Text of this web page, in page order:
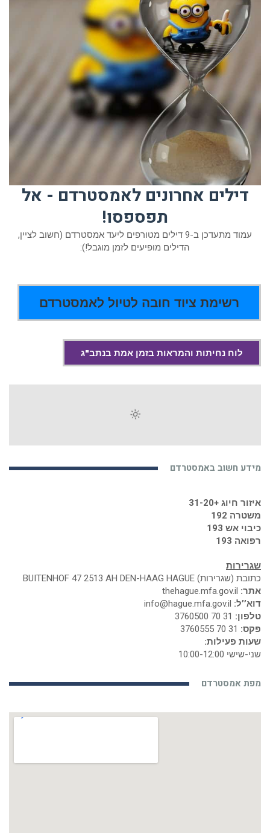
דילים אחרונים לאמסטרדם - אל
תפספסו!
עמוד מתעדכן ב-9 דילים מטורפים ליעד אמסטרדם (חשוב לציין,
הדילים מופיעים לזמן מוגבל!):
רשימת ציוד חובה לטיול לאמסטרדם
לוח נחיתות והמראות בזמן אמת בנתב"ג
מידע חשוב באמסטרדם
איזור חיוג +31-20
משטרה 192
כיבוי אש 193
רפואה 193
שגרירות
כתובת (שגרירות) BUITENHOF 47 2513 AH DEN-HAAG HAGUE
אתר:
דוא’’ל:
טלפון:
פקס:
שעות פעילות:
שני-שישי 10:00-12:00
מפת אמסטרדם